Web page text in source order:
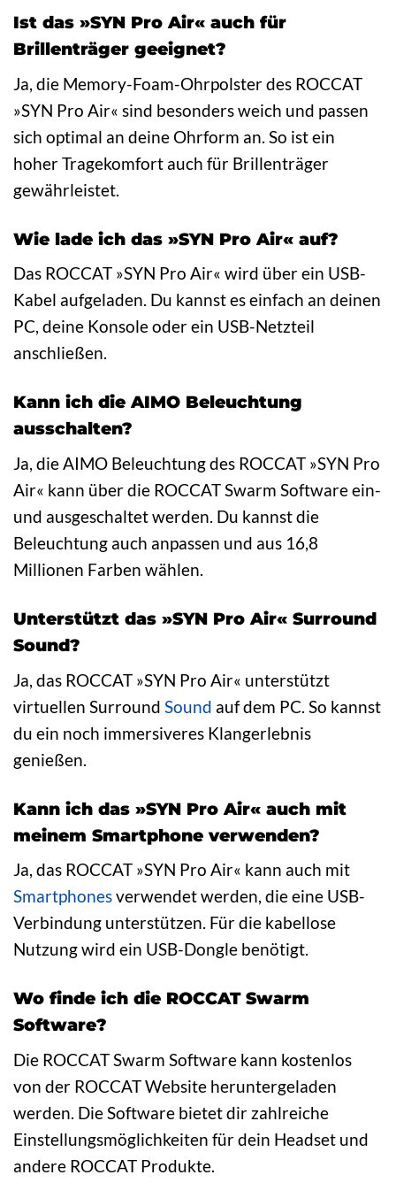
Ist das »SYN Pro Air« auch für
Brillenträger geeignet?
Ja, die Memory-Foam-Ohrpolster des ROCCAT
»SYN Pro Air« sind besonders weich und passen
sich optimal an deine Ohrform an. So ist ein
hoher Tragekomfort auch für Brillenträger
gewährleistet.
Wie lade ich das »SYN Pro Air« auf?
Das ROCCAT »SYN Pro Air« wird über ein USB-
Kabel aufgeladen. Du kannst es einfach an deinen
PC, deine Konsole oder ein USB-Netzteil
anschließen.
Kann ich die AIMO Beleuchtung
ausschalten?
Ja, die AIMO Beleuchtung des ROCCAT »SYN Pro
Air« kann über die ROCCAT Swarm Software ein-
und ausgeschaltet werden. Du kannst die
Beleuchtung auch anpassen und aus 16,8
Millionen Farben wählen.
Unterstützt das »SYN Pro Air« Surround
Sound?
Ja, das ROCCAT »SYN Pro Air« unterstützt
virtuellen Surround Sound auf dem PC. So kannst
du ein noch immersiveres Klangerlebnis
genießen.
Kann ich das »SYN Pro Air« auch mit
meinem Smartphone verwenden?
Ja, das ROCCAT »SYN Pro Air« kann auch mit
Smartphonesverwendet werden, die eine USB-
Verbindung unterstützen. Für die kabellose
Nutzung wird ein USB-Dongle benötigt.
Wo finde ich die ROCCAT Swarm
Software?
Die ROCCAT Swarm Software kann kostenlos
von der ROCCAT Website heruntergeladen
werden. Die Software bietet dir zahlreiche
Einstellungsmöglichkeiten für dein Headset und
andere ROCCAT Produkte.